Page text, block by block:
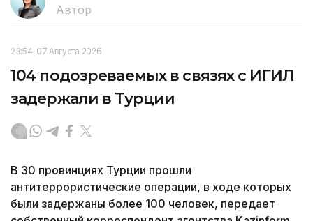
Автор
23:54, 07 Августа 2026
104 подозреваемых в связях с ИГИЛ
задержали в Турции
В 30 провинциях Турции прошли
антитеррористические операции, в ходе которых
были задержаны более 100 человек, передает